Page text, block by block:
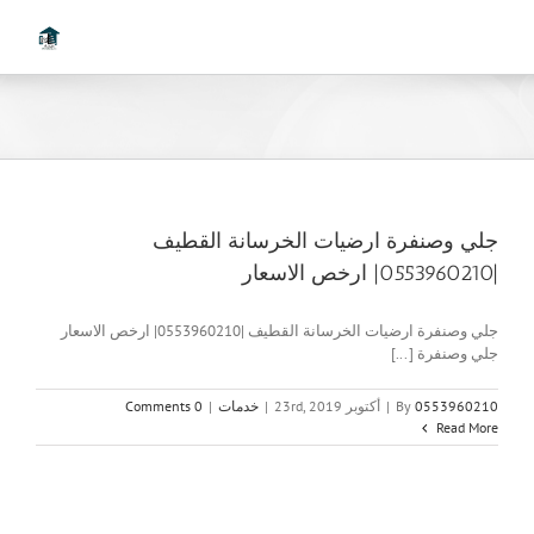
جلي وصنفرة ارضيات الخرسانة القطيف
|0553960210| ارخص الاسعار
جلي وصنفرة ارضيات الخرسانة القطيف |0553960210| ارخص الاسعار
جلي وصنفرة [...]
By 0553960210
| أكتوبر 23rd, 2019 | خدمات |
0 Comments
Read More